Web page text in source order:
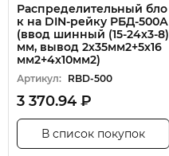
Распределительный бло
к на DIN-рейку РБД-500А
(ввод шинный (15-24х3-8)
мм, вывод 2х35мм2+5х16
мм2+4х10мм2)
Артикул: RBD-500
3 370.94 ₽
В список покупок